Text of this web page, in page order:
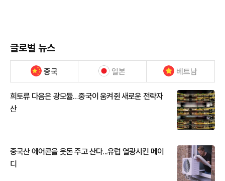
글로벌 뉴스
중국 일본 베트남
희토류 다음은 광모듈…중국이 움켜쥔 새로운 전략자
산
중국산 에어콘을 웃돈 주고 산다...유럽 열광시킨 메이
디